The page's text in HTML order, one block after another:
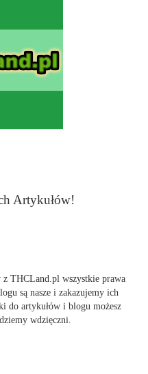
Artykułów!
THCLand.pl wszystkie prawa
są nasze i zakazujemy ich
do artykułów i blogu możesz
wdzięczni.